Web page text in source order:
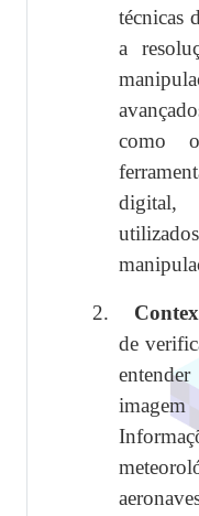
técnicas
a
como
digital,
2.
de